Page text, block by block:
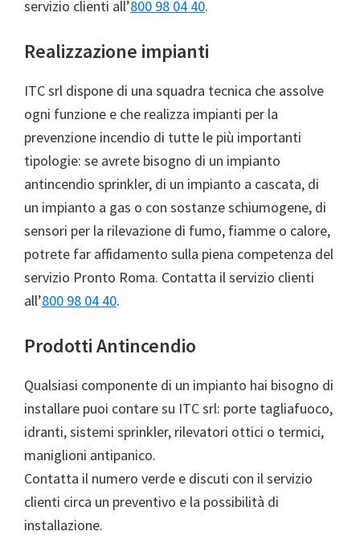
servizio clienti all’800 98 04 40.
Realizzazione impianti
ITC srl dispone di una squadra tecnica che assolve
ogni funzione e che realizza impianti per la
prevenzione incendio di tutte le più importanti
tipologie: se avrete bisogno di un impianto
antincendio sprinkler, di un impianto a cascata, di
un impianto a gas o con sostanze schiumogene, di
sensori per la rilevazione di fumo, fiamme o calore,
potrete far affidamento sulla piena competenza del
servizio Pronto Roma. Contatta il servizio clienti
all’800 98 04 40.
Prodotti Antincendio
Qualsiasi componente di un impianto hai bisogno di
installare puoi contare su ITC srl: porte tagliafuoco,
idranti, sistemi sprinkler, rilevatori ottici o termici,
maniglioni antipanico.
Contatta il numero verde e discuti con il servizio
clienti circa un preventivo e la possibilità di
installazione.